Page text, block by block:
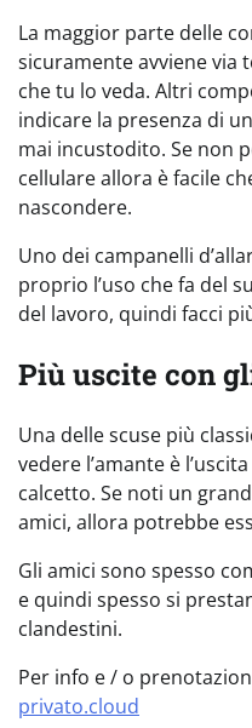
La maggior parte delle
sicuramente avviene via
che tu lo veda. Altri
indicare la presenza di
mai incustodito. Se non
cellulare allora è facile
nascondere.
Uno dei campanelli
proprio l’uso che fa del
del lavoro, quindi facci
Più uscite con
Una delle scuse più
vedere l’amante è
calcetto. Se noti un
amici, allora potrebbe
Gli amici sono spesso
e quindi spesso si
clandestini.
Per info e / o
privato.cloud